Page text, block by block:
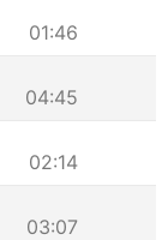
01:46
04:45
02:14
03:07